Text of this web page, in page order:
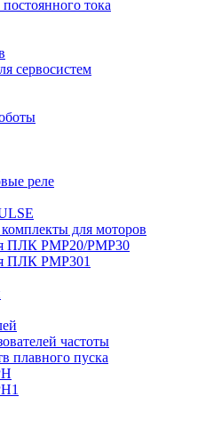
тока
сервосистем
реле
для моторов
ПЛК PMP20/PMP30
ПЛК PMP301
частоты
плавного пуска